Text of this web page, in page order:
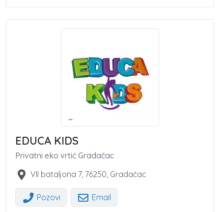
EDUCA KIDS
Privatni eko vrtić Gradačac
VII bataljona 7, 76250 Gradačac
Pozovi Email